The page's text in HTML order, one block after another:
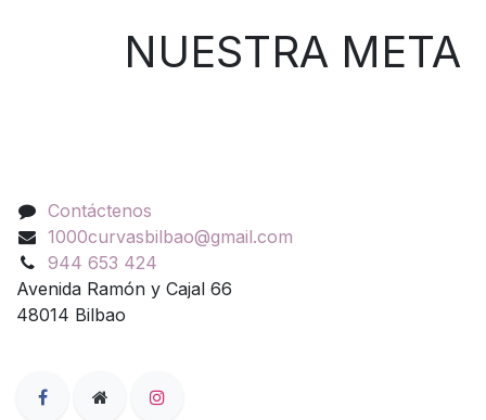
NUESTRA META
Contáctenos
1000curvasbilbao@gmail.com
944 653 424
Avenida Ramón y Cajal 66
48014 Bilbao